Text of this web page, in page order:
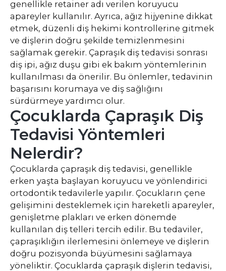
genellikle retainer adı verilen koruyucu
apareyler kullanılır. Ayrıca, ağız hijyenine dikkat
etmek, düzenli diş hekimi kontrollerine gitmek
ve dişlerin doğru şekilde temizlenmesini
sağlamak gerekir. Çapraşık diş tedavisi sonrası
diş ipi, ağız duşu gibi ek bakım yöntemlerinin
kullanılması da önerilir. Bu önlemler, tedavinin
başarısını korumaya ve diş sağlığını
sürdürmeye yardımcı olur.
Çocuklarda Çapraşık Diş
Tedavisi Yöntemleri
Nelerdir?
Çocuklarda çapraşık diş tedavisi, genellikle
erken yaşta başlayan koruyucu ve yönlendirici
ortodontik tedavilerle yapılır. Çocukların çene
gelişimini desteklemek için hareketli apareyler,
genişletme plakları ve erken dönemde
kullanılan diş telleri tercih edilir. Bu tedaviler,
çapraşıklığın ilerlemesini önlemeye ve dişlerin
doğru pozisyonda büyümesini sağlamaya
yöneliktir. Çocuklarda çapraşık dişlerin tedavisi,